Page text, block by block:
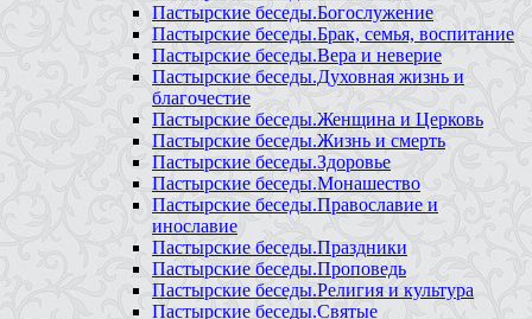
Пастырские беседы.Богослужение
Пастырские беседы.Брак, семья, воспитание
Пастырские беседы.Вера и неверие
Пастырские беседы.Духовная жизнь и
благочестие
Пастырские беседы.Женщина и Церковь
Пастырские беседы.Жизнь и смерть
Пастырские беседы.Здоровье
Пастырские беседы.Монашество
Пастырские беседы.Православие и
инославие
Пастырские беседы.Праздники
Пастырские беседы.Проповедь
Пастырские беседы.Религия и культура
Пастырские беседы.Святые